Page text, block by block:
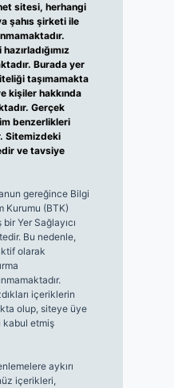
sitesi, herhangi
şahıs şirketi ile
Burada yer
taşımamakta
kişiler hakkında
Gerçek
benzerlikleri
Sitemizdeki
ve tavsiye
gereğince Bilgi
Kurumu (BTK)
Yer Sağlayıcı
Bu nedenle,
olarak
içeriklerin
olup, siteye üye
kabul etmiş
aykırı
içerikleri,